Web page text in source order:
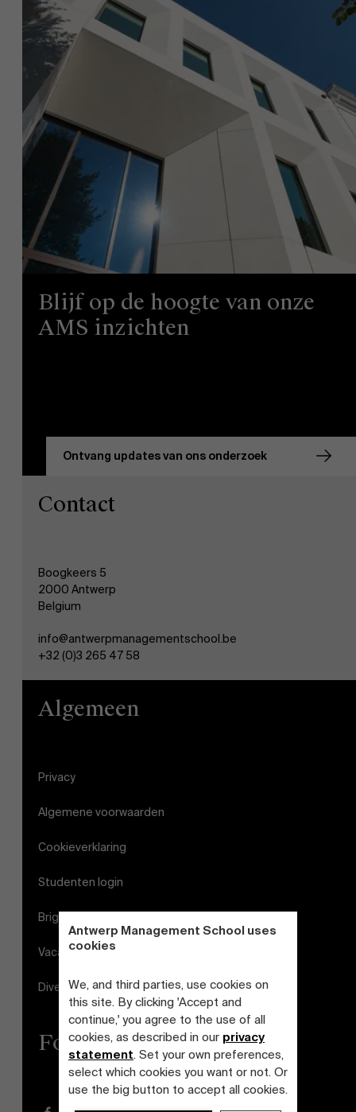
Antwerp Management School uses
cookies
We, and third parties, use cookies on
this site. By clicking 'Accept and
continue,' you agree to the use of all
cookies, as described in our privacy
statement. Set your own preferences,
select which cookies you want or not. Or
use the big button to accept all cookies.
Blijf op de hoogte van onze
AMS inzichten
Ontvang updates van ons onderzoek
Contact
Boogkeers 5
2000 Antwerp
Belgium
info@antwerpmanagementschool.be
+32 (0)3 265 47 58
Algemeen
Privacy
Algemene voorwaarden
Cookieverklaring
Studenten login
Brightspace
Vacatures
Diversiteits- en Inclusieplan
Follow us